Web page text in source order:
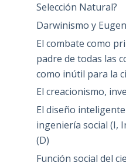
Selección Natural?
Darwinismo y
El combate como
padre de todas las
como inútil para la
El creacionismo,
El diseño
ingeniería social (I,
(D)
Función social del